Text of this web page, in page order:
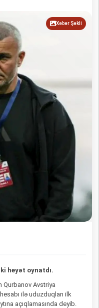
Xəbər Şəkli
heyət oynatdı.
Qurbanov Avstriya
ilə uduzduqları ilk
açıqlamasında deyib.